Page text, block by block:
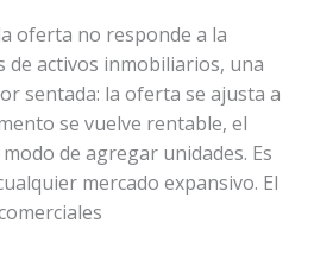
oferta no responde a la
de activos inmobiliarios, una
sentada: la oferta se ajusta a
se vuelve rentable, el
de agregar unidades. Es
mercado expansivo. El